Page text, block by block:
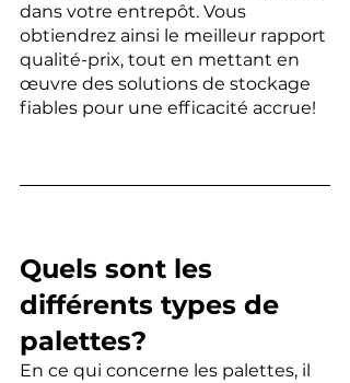
dans votre entrepôt. Vous
obtiendrez ainsi le meilleur rapport
qualité-prix, tout en mettant en
œuvre des solutions de stockage
fiables pour une efficacité accrue!
Quels sont les
différents types de
palettes?
En ce qui concerne les palettes, il